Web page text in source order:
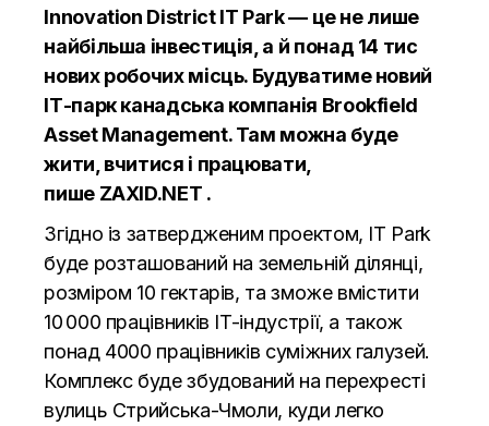
Innovation District IT Park — це не лише
найбільша інвестиція, а й понад 14 тис
нових робочих місць. Будуватиме новий
ІТ-парк канадська компанія Brookfield
Asset Management. Там можна буде
жити, вчитися і працювати,
пишеZAXID.NET .
Згідно із затвердженим проектом, IT Park
буде розташований на земельній ділянці,
розміром 10 гектарів, та зможе вмістити
10 000 працівників IT-індустрії, а також
понад 4000 працівників суміжних галузей.
Комплекс буде збудований на перехресті
вулиць Стрийська-Чмоли, куди легко